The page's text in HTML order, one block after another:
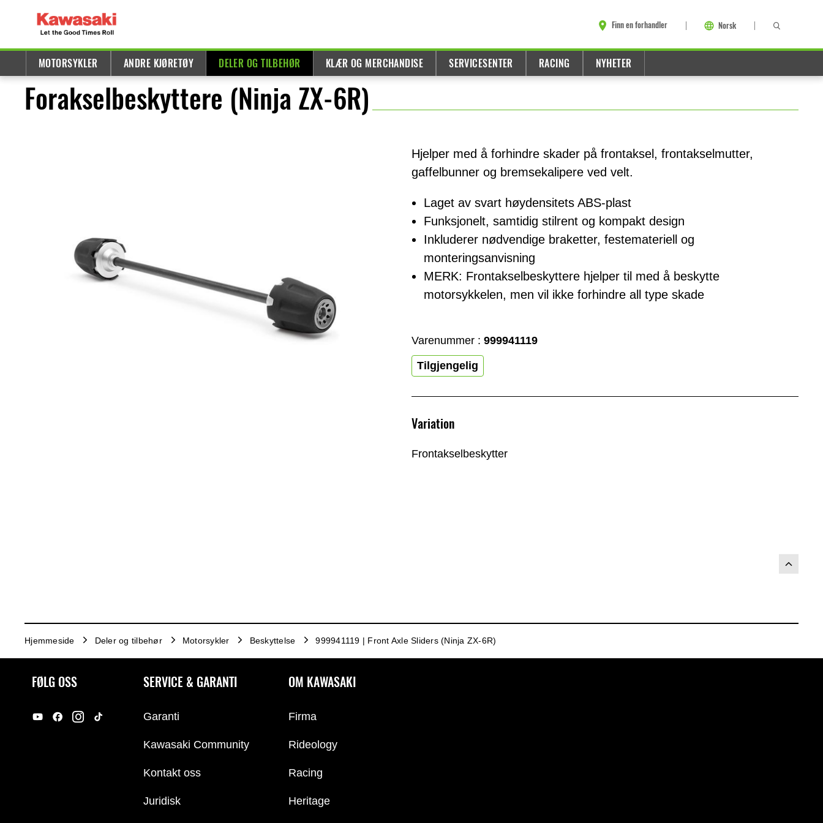
Finn en forhandler Norsk
MOTORSYKLER ANDRE KJØRETØY DELER OG TILBEHØR KLÆR OG MERCHANDISE SERVICESENTER RACING NYHETER
Forakselbeskyttere (Ninja ZX-6R)
Hjelper med å forhindre skader på frontaksel, frontakselmutter,
gaffelbunner og bremsekalipere ved velt.
Laget av svart høydensitets ABS-plast
Funksjonelt, samtidig stilrent og kompakt design
Inkluderer nødvendige braketter, festemateriell og
monteringsanvisning
MERK: Frontakselbeskyttere hjelper til med å beskytte
motorsykkelen, men vil ikke forhindre all type skade
Varenummer : 999941119
Tilgjengelig
Variation
Frontakselbeskytter
Hjemmeside Deler og tilbehør Motorsykler Beskyttelse 999941119 | Front Axle Sliders (Ninja ZX-6R)
FØLG OSS SERVICE & GARANTI
Garanti
Kawasaki Community
Kontakt oss
Juridisk
OM KAWASAKI
Firma
Rideology
Racing
Heritage